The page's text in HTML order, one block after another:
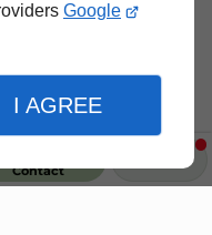
Google
I AGREE
Contact